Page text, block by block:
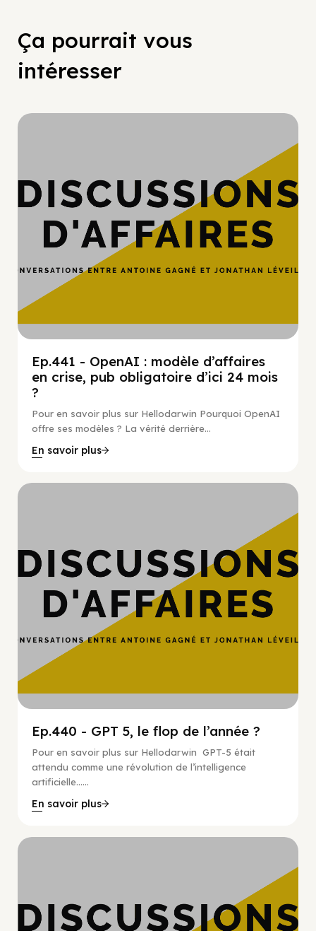
Ça pourrait vous
intéresser
Ep.441 - OpenAI : modèle d’affaires
en crise, pub obligatoire d’ici 24 mois
?
Pour en savoir plus sur Hellodarwin Pourquoi OpenAI
offre ses modèles ? La vérité derrière...
En savoir plus
Ep.440 - GPT 5, le flop de l’année ?
Pour en savoir plus sur Hellodarwin GPT-5 était
attendu comme une révolution de l’intelligence
artificielle…...
En savoir plus